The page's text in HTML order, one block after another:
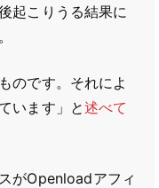
起こりうる結果に
のです。それによ
います」と述べて
がOpenloadアフィ